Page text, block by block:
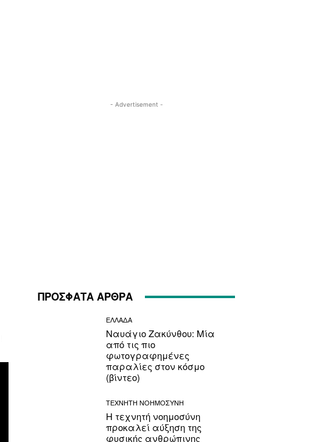
- Advertisement -
ΠΡΟΣΦΑΤΑ ΑΡΘΡΑ
ΕΛΛΑΔΑ
Ναυάγιο Ζακύνθου: Μία
από τις πιο
φωτογραφημένες
παραλίες στον κόσμο
(βίντεο)
ΤΕΧΝΗΤΗ ΝΟΗΜΟΣΥΝΗ
Η τεχνητή νοημοσύνη
προκαλεί αύξηση της
φυσικής ανθρώπινης